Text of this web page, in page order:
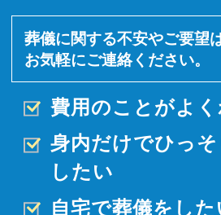
葬儀に関する不安やご要望
お気軽にご連絡ください。
費用のことがよ
身内だけでひっそ
したい
自宅で葬儀をした